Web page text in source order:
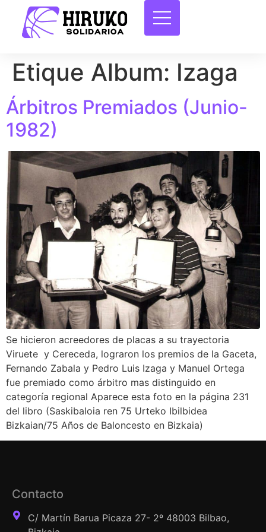
Etique Album: Izaga
Árbitros Premiados (Junio-
1982)
Se hicieron acreedores de placas a su trayectoria
Viruete y Cereceda, lograron los premios de la Gaceta,
Fernando Zabala y Pedro Luis Izaga y Manuel Ortega
fue premiado como árbitro mas distinguido en
categoría regional Aparece esta foto en la página 231
del libro (Saskibaloia ren 75 Urteko Ibilbidea
Bizkaian/75 Años de Baloncesto en Bizkaia)
Contacto
C/ Martín Barua Picaza 27- 2º 48003 Bilbao,